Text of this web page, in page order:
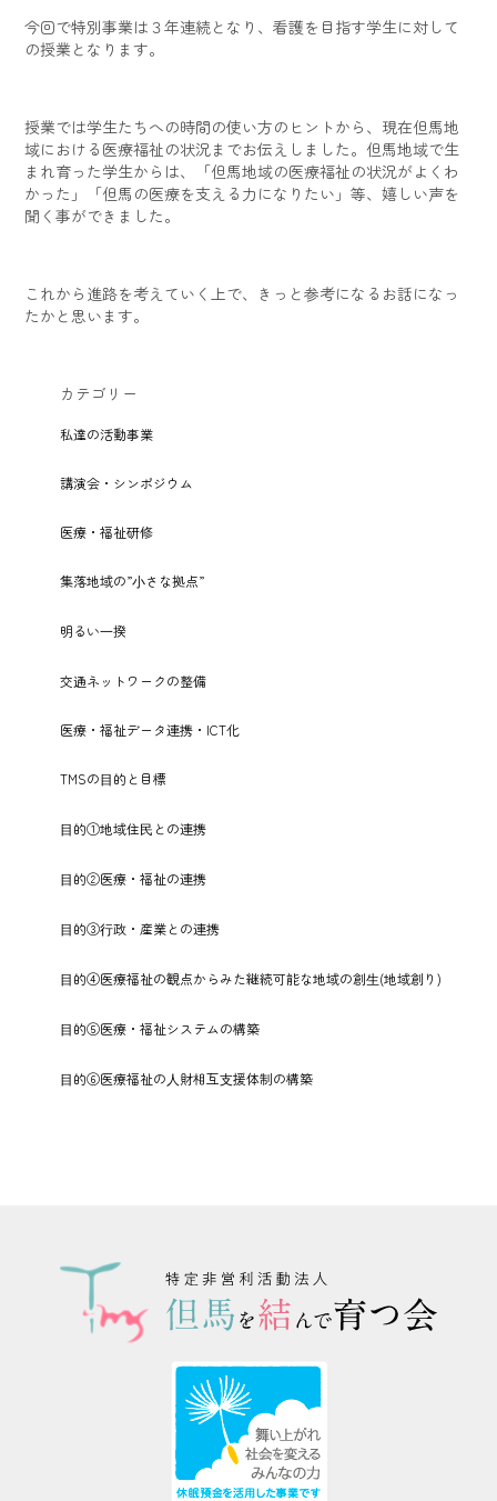
今回で特別事業は３年連続となり、看護を目指す学生に対して
の授業となります。
授業では学生たちへの時間の使い方のヒントから、現在但馬地
域における医療福祉の状況までお伝えしました。但馬地域で生
まれ育った学生からは、「但馬地域の医療福祉の状況がよくわ
かった」「但馬の医療を支える力になりたい」等、嬉しい声を
聞く事ができました。
これから進路を考えていく上で、きっと参考になるお話になっ
たかと思います。
カテゴリー
私達の活動事業
講演会・シンポジウム
医療・福祉研修
集落地域の”⼩さな拠点”
明るい⼀揆
交通ネットワークの整備
医療・福祉データ連携・ICT化
TMSの⽬的と目標
⽬的①地域住⺠との連携
⽬的②医療・福祉の連携
⽬的③⾏政・産業との連携
⽬的④医療福祉の観点からみた継続可能な地域の創⽣(地域創り)
⽬的⑤医療・福祉システムの構築
⽬的⑥医療福祉の⼈財相互⽀援体制の構築